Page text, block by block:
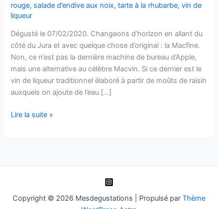
rouge, salade d’endive aux noix,tarte à la rhubarbe,vin de
liqueur
Dégusté le 07/02/2020. Changeons d’horizon en allant du
côté du Jura et avec quelque chose d’original : la Macfine.
Non, ce n’est pas la dernière machine de bureau d’Apple,
mais une alternative au célèbre Macvin. Si ce dernier est le
vin de liqueur traditionnel élaboré à partir de moûts de raisin
auxquels on ajoute de l’eau […]
Vin
La
Lire la suite »
Copyright © 2026 Mesdegustations | Propulsé par Thème